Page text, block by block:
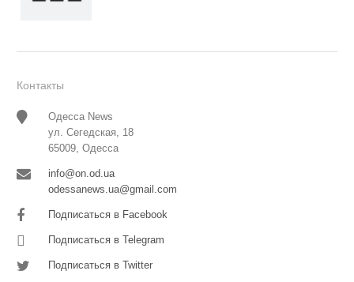
Контакты
Одесса News
ул. Сегедская, 18
65009, Одесса
info@on.od.ua
odessanews.ua@gmail.com
Подписаться в Facebook
Подписаться в Telegram
Подписаться в Twitter